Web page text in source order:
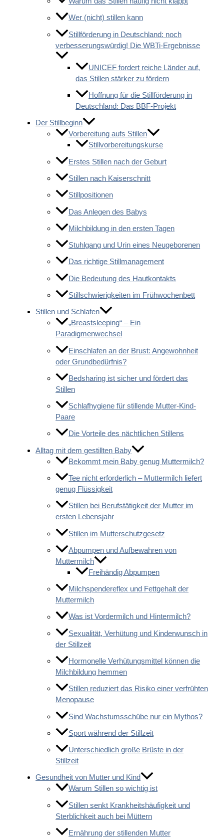
Wer (nicht) stillen kann
Stillförderung in Deutschland: noch
verbesserungswürdig! Die WBTi-Ergebnisse
UNICEF fordert reiche Länder auf,
das Stillen stärker zu fördern
Hoffnung für die Stillförderung in
Deutschland: Das BBF-Projekt
Der Stillbeginn
Vorbereitung aufs Stillen
Stillvorbereitungskurse
Erstes Stillen nach der Geburt
Stillen nach Kaiserschnitt
Stillpositionen
Das Anlegen des Babys
Milchbildung in den ersten Tagen
Stuhlgang und Urin eines Neugeborenen
Das richtige Stillmanagement
Die Bedeutung des Hautkontakts
Stillschwierigkeiten im Frühwochenbett
Stillen und Schlafen
„Breastsleeping“ – Ein
Paradigmenwechsel
Einschlafen an der Brust: Angewohnheit
oder Grundbedürfnis?
Bedsharing ist sicher und fördert das
Stillen
Schlafhygiene für stillende Mutter-Kind-
Paare
Die Vorteile des nächtlichen Stillens
Alltag mit dem gestillten Baby
Bekommt mein Baby genug Muttermilch?
Tee nicht erforderlich – Muttermilch liefert
genug Flüssigkeit
Stillen bei Berufstätigkeit der Mutter im
ersten Lebensjahr
Stillen im Mutterschutzgesetz
Abpumpen und Aufbewahren von
Muttermilch
Freihändig Abpumpen
Milchspendereflex und Fettgehalt der
Muttermilch
Was ist Vordermilch und Hintermilch?
Sexualität, Verhütung und Kinderwunsch in
der Stillzeit
Hormonelle Verhütungsmittel können die
Milchbildung hemmen
Stillen reduziert das Risiko einer verfrühten
Menopause
Sind Wachstumsschübe nur ein Mythos?
Sport während der Stillzeit
Unterschiedlich große Brüste in der
Stillzeit
Gesundheit von Mutter und Kind
Warum Stillen so wichtig ist
Stillen senkt Krankheitshäufigkeit und
Sterblichkeit auch bei Müttern
Ernährung der stillenden Mutter